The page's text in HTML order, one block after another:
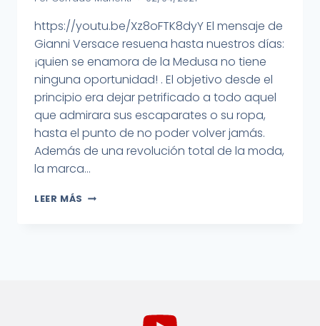
https://youtu.be/Xz8oFTK8dyY El mensaje de
Gianni Versace resuena hasta nuestros días:
¡quien se enamora de la Medusa no tiene
ninguna oportunidad! . El objetivo desde el
principio era dejar petrificado a todo aquel
que admirara sus escaparates o su ropa,
hasta el punto de no poder volver jamás.
Además de una revolución total de la moda,
la marca...
LEER MÁS